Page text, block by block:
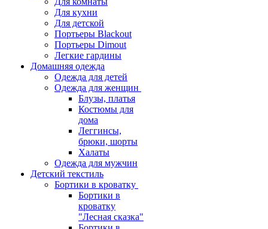
Для кухни
Для детской
Портьеры Blackout
Портьеры Dimout
Легкие гардины
Домашняя одежда
Одежда для детей
Одежда для женщин
Блузы, платья
Костюмы для
дома
Леггинсы,
брюки, шорты
Халаты
Одежда для мужчин
Детский текстиль
Бортики в кроватку
Бортики в
кроватку
"Лесная сказка"